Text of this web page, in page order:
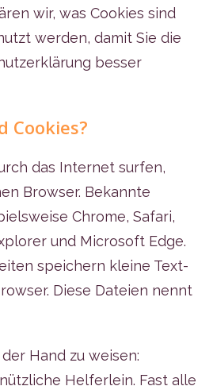
wir, was Cookies sind
werden, damit Sie die
besser
Cookies?
das Internet surfen,
Browser. Bekannte
Chrome, Safari,
und Microsoft Edge.
speichern kleine Text-
Diese Dateien nennt
Hand zu weisen:
Helferlein. Fast alle